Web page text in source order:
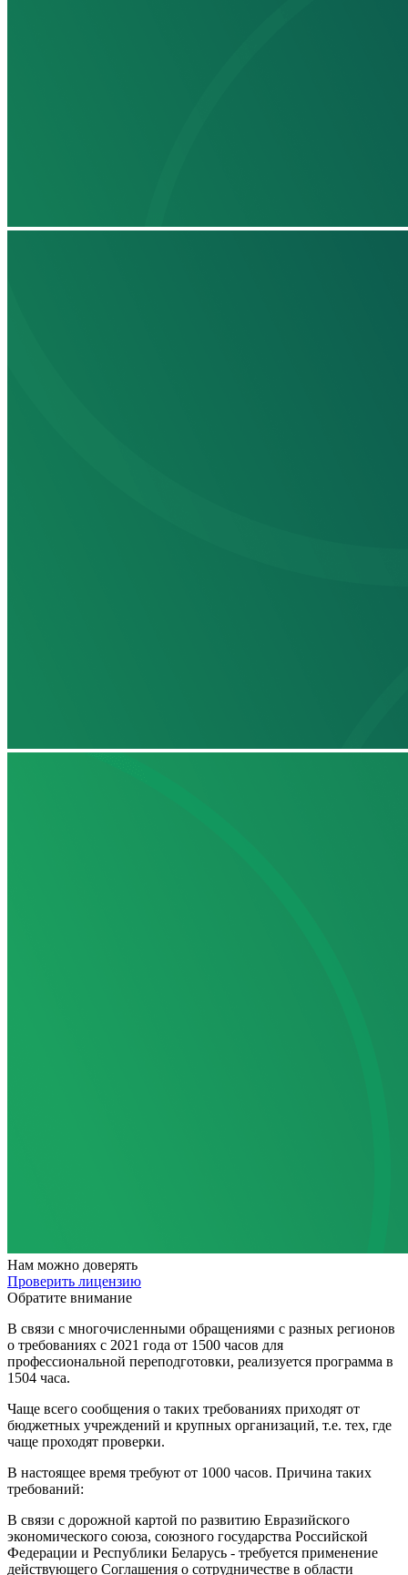
Нам можно доверять
Проверить лицензию
Обратите внимание
В связи с многочисленными обращениями с разных регионов
о требованиях с 2021 года от 1500 часов для
профессиональной переподготовки, реализуется программа в
1504 часа.
Чаще всего сообщения о таких требованиях приходят от
бюджетных учреждений и крупных организаций, т.е. тех, где
чаще проходят проверки.
В настоящее время требуют от 1000 часов. Причина таких
требований:
В связи с дорожной картой по развитию Евразийского
экономического союза, союзного государства Российской
Федерации и Республики Беларусь - требуется применение
действующего Соглашения о сотрудничестве в области